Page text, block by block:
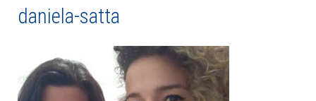
daniela-satta